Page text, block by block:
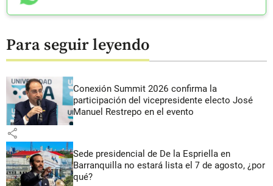
Para seguir leyendo
Conexión Summit 2026 confirma la
participación del vicepresidente electo José
Manuel Restrepo en el evento
share
Sede presidencial de De la Espriella en
Barranquilla no estará lista el 7 de agosto, ¿por
qué?